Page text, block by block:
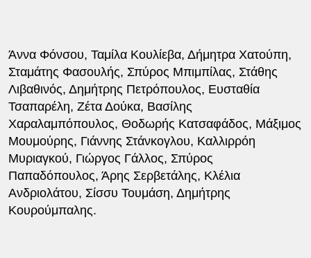
Άννα Φόνσου, Ταμίλα Κουλίεβα, Δήμητρα Χατούπη,
Σταμάτης Φασουλής, Σπύρος Μπιμπίλας, Στάθης
Λιβαθινός, Δημήτρης Πετρόπουλος, Ευσταθία
Τσαπαρέλη, Ζέτα Δούκα, Βασίλης
Χαραλαμπόπουλος, Θοδωρής Κατσαφάδος, Μάξιμος
Μουμούρης, Γιάννης Στάνκογλου, Καλλιρρόη
Μυριαγκού, Γιώργος Γάλλος, Σπύρος
Παπαδόπουλος, Άρης Σερβετάλης, Κλέλια
Ανδριολάτου, Σίσσυ Τουμάση, Δημήτρης
Κουρούμπαλης.